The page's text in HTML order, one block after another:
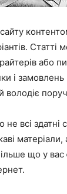
або
і
володіє
всі здатні
що у